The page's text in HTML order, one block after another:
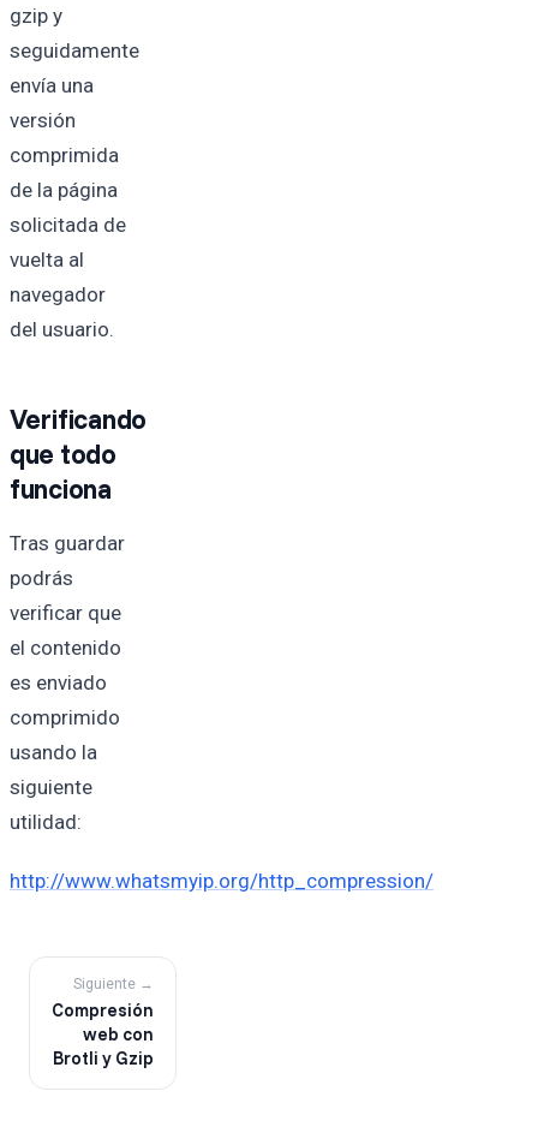
gzip y
seguidamente
envía una
versión
comprimida
de la página
solicitada de
vuelta al
navegador
del usuario.
Verificando
que todo
funciona
Tras guardar
podrás
verificar que
el contenido
es enviado
comprimido
usando la
siguiente
utilidad:
http://www.whatsmyip.org/http_compression/
Siguiente →
Compresión
web con
Brotli y Gzip